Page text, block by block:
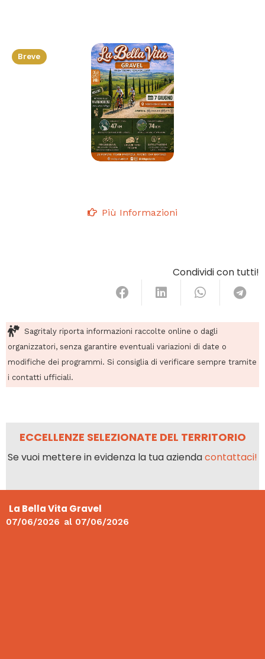
Breve
Più Informazioni
Condividi con tutti!
Sagritaly riporta informazioni raccolte online o dagli
organizzatori, senza garantire eventuali variazioni di date o
modifiche dei programmi. Si consiglia di verificare sempre tramite
i contatti ufficiali.
ECCELLENZE SELEZIONATE DEL TERRITORIO
Se vuoi mettere in evidenza la tua aziendacontattaci!
La Bella Vita Gravel
07/06/2026 al 07/06/2026